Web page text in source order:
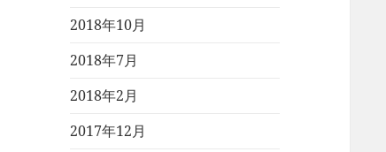
2018年10月
2018年7月
2018年2月
2017年12月